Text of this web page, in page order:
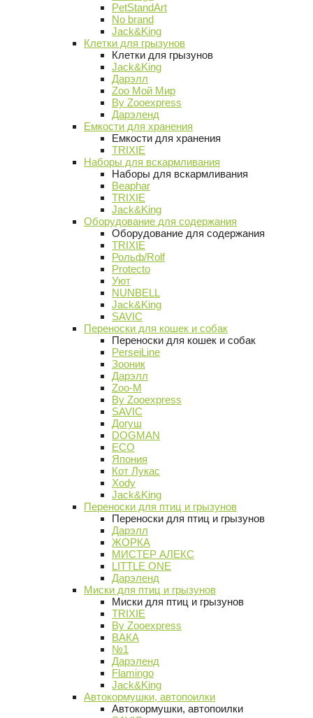
PetStandArt
No brand
Jack&King
Клетки для грызунов
Клетки для грызунов
Jack&King
Дарэлл
Zoo Мой Мир
By Zooexpress
Дарэленд
Емкости для хранения
Емкости для хранения
TRIXIE
Наборы для вскармливания
Наборы для вскармливания
Beaphar
TRIXIE
Jack&King
Оборудование для содержания
Оборудование для содержания
TRIXIE
Рольф/Rolf
Protecto
Уют
NUNBELL
Jack&King
SAVIC
Переноски для кошек и собак
Переноски для кошек и собак
PerseiLine
Зооник
Дарэлл
Zoo-M
By Zooexpress
SAVIC
Догуш
DOGMAN
ECO
Япония
Кот Лукас
Xody
Jack&King
Переноски для птиц и грызунов
Переноски для птиц и грызунов
Дарэлл
ЖОРКА
МИСТЕР АЛЕКС
LITTLE ONE
Дарэленд
Миски для птиц и грызунов
Миски для птиц и грызунов
TRIXIE
By Zooexpress
ВАКА
№1
Дарэленд
Flamingo
Jack&King
Автокормушки, автопоилки
Автокормушки, автопоилки